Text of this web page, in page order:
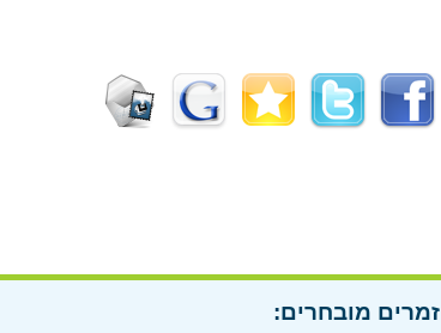
זמרים מובחרים: